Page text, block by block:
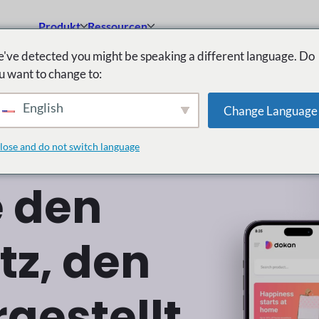
Produkt Ressourcen
Marktplätze
den
den
detected you might be speaking a different language. Do
want to change to:
English Change Language
and do not switch language